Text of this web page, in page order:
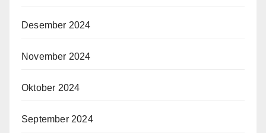
Desember 2024
November 2024
Oktober 2024
September 2024